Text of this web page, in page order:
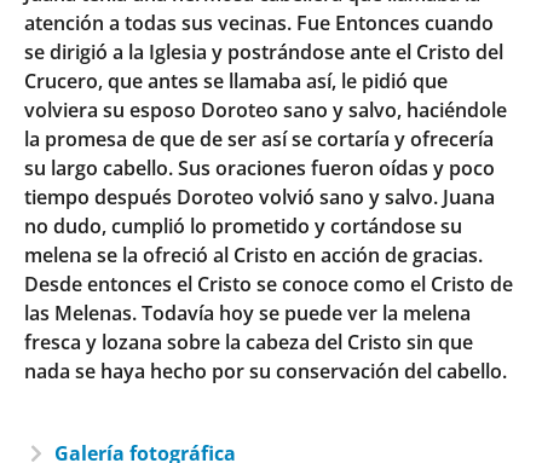
atención a todas sus vecinas. Fue Entonces cuando
se dirigió a la Iglesia y postrándose ante el Cristo del
Crucero, que antes se llamaba así, le pidió que
volviera su esposo Doroteo sano y salvo, haciéndole
la promesa de que de ser así se cortaría y ofrecería
su largo cabello. Sus oraciones fueron oídas y poco
tiempo después Doroteo volvió sano y salvo. Juana
no dudo, cumplió lo prometido y cortándose su
melena se la ofreció al Cristo en acción de gracias.
Desde entonces el Cristo se conoce como el Cristo de
las Melenas. Todavía hoy se puede ver la melena
fresca y lozana sobre la cabeza del Cristo sin que
nada se haya hecho por su conservación del cabello.
Galería fotográfica